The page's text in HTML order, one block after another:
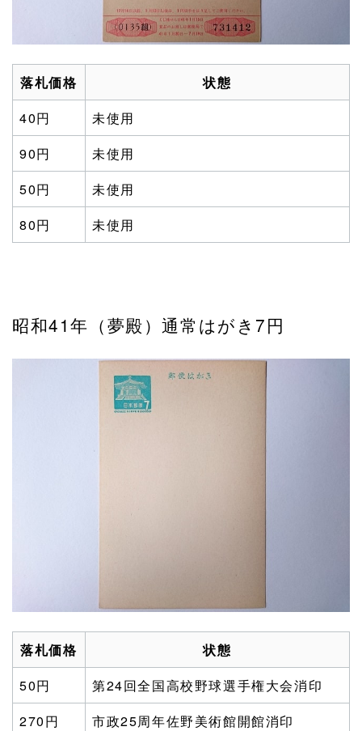
落札価格
状態
40円
未使用
90円
未使用
50円
未使用
80円
未使用
昭和41年（夢殿）通常はがき7円
落札価格
状態
50円
第24回全国高校野球選手権大会消印
270円
市政25周年佐野美術館開館消印